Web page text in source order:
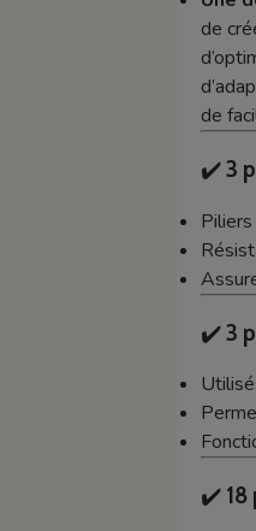
de
de
✔️3
✔️3
✔️